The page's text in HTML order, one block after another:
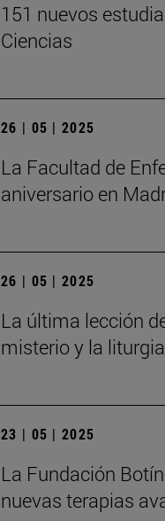
151 nuevos
Ciencias
26 | 05 | 2025
La Facultad de
aniversario en
26 | 05 | 2025
La última lección
misterio y la
23 | 05 | 2025
La Fundación
nuevas terapias